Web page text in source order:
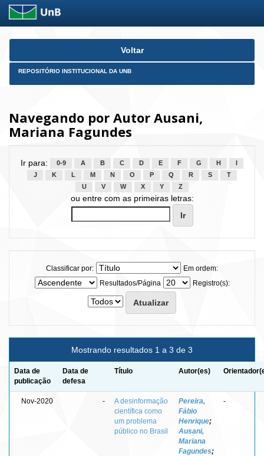
Skip
Voltar
REPOSITÓRIO INSTITUCIONAL DA UNB
Navegando por Autor Ausani,
Mariana Fagundes
Ir para: 0-9 A B C D E F G H
J
K L M N O P Q R S
T
U
V W X Y Z
ou entre com as primeiras letras:
Classificar por:
Em ordem:
Resultados/Página
Registro(s):
Mostrando resultados 1 a 3 de 3
Data de
publicação
Data de
defesa
Título Autor(es)
Nov-2020 -
A desinformação
científica como
um problema
público no Brasil
Pereira,
Fábio
Henrique;
Ausani,
Mariana
Fagundes;
-